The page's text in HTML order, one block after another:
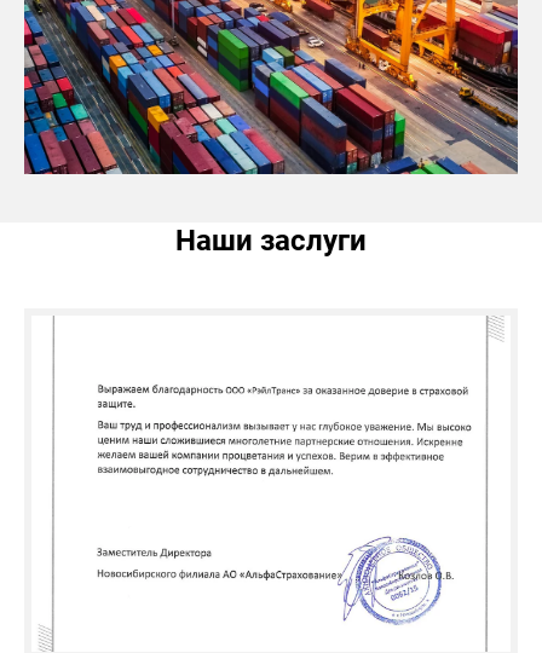
Наши заслуги